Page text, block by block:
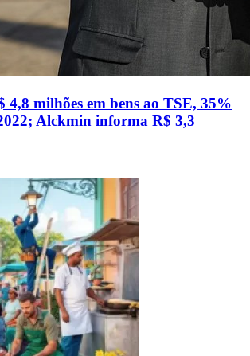
4,8 milhões em bens ao TSE, 35%
Alckmin informa R$ 3,3